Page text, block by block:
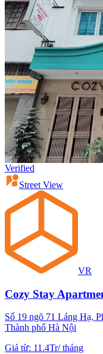
Verified
Street View
VR
Cozy Stay
Số 19 ngõ 71 Láng Hạ,
Thành phố Hà Nội
Giá từ: 11.4Tr/tháng